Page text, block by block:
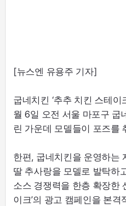
[뉴스엔 유용주 기자]
굽네치킨 ‘추추 치킨 스테이
월 6일 오전 서울 마포구 굽
린 가운데 모델들이 포즈를
한편, 굽네치킨을 운영하는
딸 추사랑을 모델로 발탁하
소스 경쟁력을 한층 확장한
이크’의 광고 캠페인을 본격